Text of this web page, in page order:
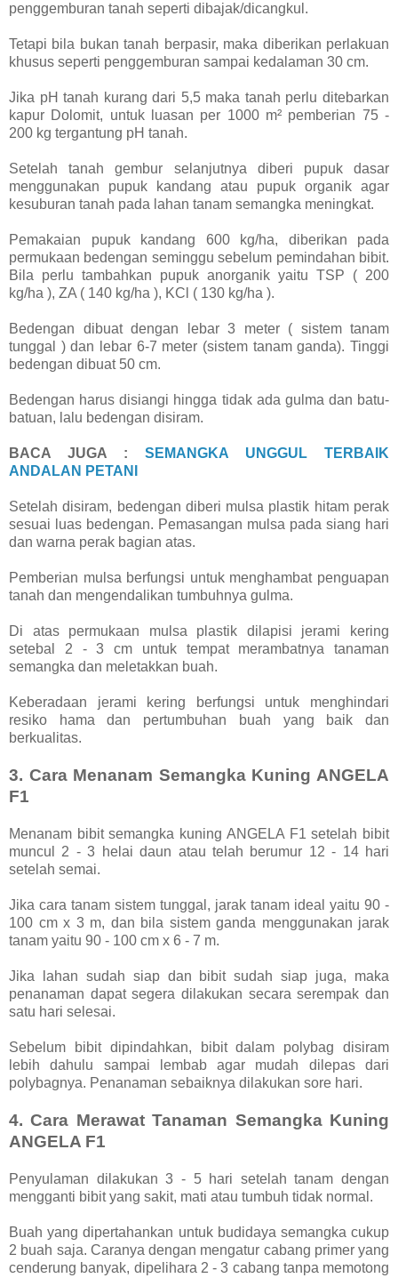
penggemburan tanah seperti dibajak/dicangkul.
Tetapi bila bukan tanah berpasir, maka diberikan perlakuan
khusus seperti penggemburan sampai kedalaman 30 cm.
Jika pH tanah kurang dari 5,5 maka tanah perlu ditebarkan
kapur Dolomit, untuk luasan per 1000 m² pemberian 75 -
200 kg tergantung pH tanah.
Setelah tanah gembur selanjutnya diberi pupuk dasar
menggunakan pupuk kandang atau pupuk organik agar
kesuburan tanah pada lahan tanam semangka meningkat.
Pemakaian pupuk kandang 600 kg/ha, diberikan pada
permukaan bedengan seminggu sebelum pemindahan bibit.
Bila perlu tambahkan pupuk anorganik yaitu TSP ( 200
kg/ha ), ZA ( 140 kg/ha ), KCl ( 130 kg/ha ).
Bedengan dibuat dengan lebar 3 meter ( sistem tanam
tunggal ) dan lebar 6-7 meter (sistem tanam ganda). Tinggi
bedengan dibuat 50 cm.
Bedengan harus disiangi hingga tidak ada gulma dan batu-
batuan, lalu bedengan disiram.
BACA JUGA : SEMANGKA UNGGUL TERBAIK
ANDALAN PETANI
Setelah disiram, bedengan diberi mulsa plastik hitam perak
sesuai luas bedengan. Pemasangan mulsa pada siang hari
dan warna perak bagian atas.
Pemberian mulsa berfungsi untuk menghambat penguapan
tanah dan mengendalikan tumbuhnya gulma.
Di atas permukaan mulsa plastik dilapisi jerami kering
setebal 2 - 3 cm untuk tempat merambatnya tanaman
semangka dan meletakkan buah.
Keberadaan jerami kering berfungsi untuk menghindari
resiko hama dan pertumbuhan buah yang baik dan
berkualitas.
3. Cara Menanam Semangka Kuning ANGELA
F1
Menanam bibit semangka kuning ANGELA F1 setelah bibit
muncul 2 - 3 helai daun atau telah berumur 12 - 14 hari
setelah semai.
Jika cara tanam sistem tunggal, jarak tanam ideal yaitu 90 -
100 cm x 3 m, dan bila sistem ganda menggunakan jarak
tanam yaitu 90 - 100 cm x 6 - 7 m.
Jika lahan sudah siap dan bibit sudah siap juga, maka
penanaman dapat segera dilakukan secara serempak dan
satu hari selesai.
Sebelum bibit dipindahkan, bibit dalam polybag disiram
lebih dahulu sampai lembab agar mudah dilepas dari
polybagnya. Penanaman sebaiknya dilakukan sore hari.
4. Cara Merawat Tanaman Semangka Kuning
ANGELA F1
Penyulaman dilakukan 3 - 5 hari setelah tanam dengan
mengganti bibit yang sakit, mati atau tumbuh tidak normal.
Buah yang dipertahankan untuk budidaya semangka cukup
2 buah saja. Caranya dengan mengatur cabang primer yang
cenderung banyak, dipelihara 2 - 3 cabang tanpa memotong